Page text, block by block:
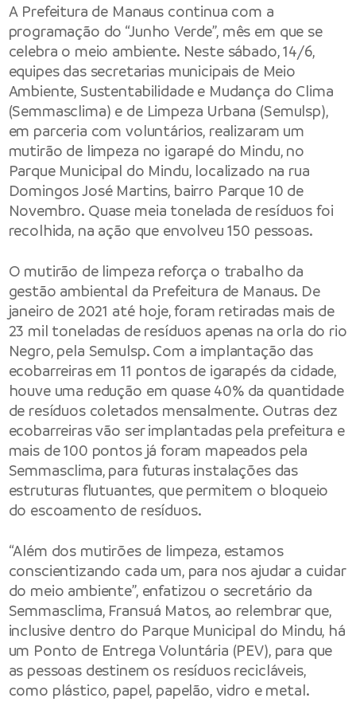
A Prefeitura de Manaus continua com a
programação do “Junho Verde”, mês em que se
celebra o meio ambiente. Neste sábado, 14/6,
equipes das secretarias municipais de Meio
Ambiente, Sustentabilidade e Mudança do Clima
(Semmasclima) e de Limpeza Urbana (Semulsp),
em parceria com voluntários, realizaram um
mutirão de limpeza no igarapé do Mindu, no
Parque Municipal do Mindu, localizado na rua
Domingos José Martins, bairro Parque 10 de
Novembro. Quase meia tonelada de resíduos foi
recolhida, na ação que envolveu 150 pessoas.
O mutirão de limpeza reforça o trabalho da
gestão ambiental da Prefeitura de Manaus. De
janeiro de 2021 até hoje, foram retiradas mais de
23 mil toneladas de resíduos apenas na orla do rio
Negro, pela Semulsp. Com a implantação das
ecobarreiras em 11 pontos de igarapés da cidade,
houve uma redução em quase 40% da quantidade
de resíduos coletados mensalmente. Outras dez
ecobarreiras vão ser implantadas pela prefeitura e
mais de 100 pontos já foram mapeados pela
Semmasclima, para futuras instalações das
estruturas flutuantes, que permitem o bloqueio
do escoamento de resíduos.
“Além dos mutirões de limpeza, estamos
conscientizando cada um, para nos ajudar a cuidar
do meio ambiente”, enfatizou o secretário da
Semmasclima, Fransuá Matos, ao relembrar que,
inclusive dentro do Parque Municipal do Mindu, há
um Ponto de Entrega Voluntária (PEV), para que
as pessoas destinem os resíduos recicláveis,
como plástico, papel, papelão, vidro e metal.